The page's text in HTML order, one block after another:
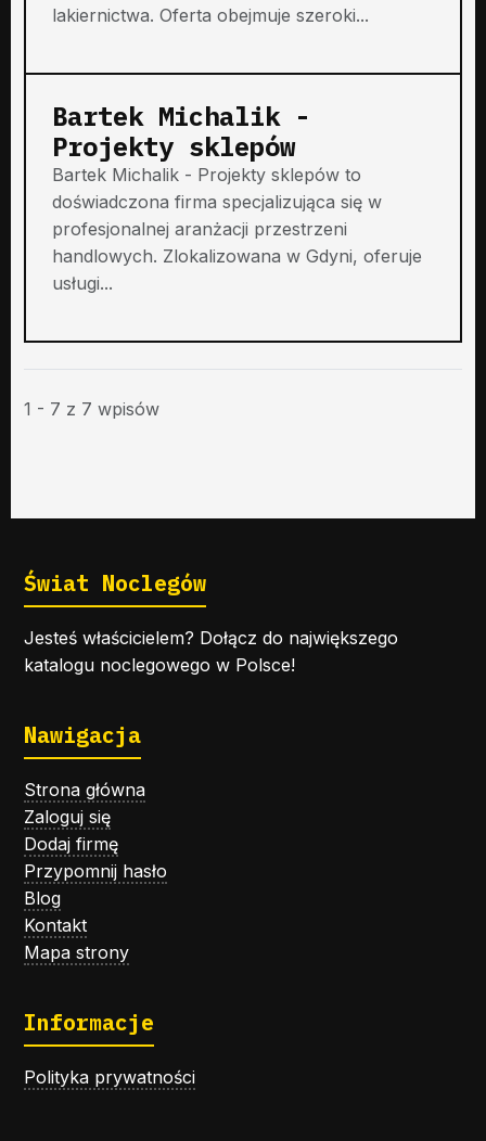
lakiernictwa. Oferta obejmuje szeroki...
Bartek Michalik -
Projekty sklepów
Bartek Michalik - Projekty sklepów to
doświadczona firma specjalizująca się w
profesjonalnej aranżacji przestrzeni
handlowych. Zlokalizowana w Gdyni, oferuje
usługi...
1 - 7 z 7 wpisów
Świat Noclegów
Jesteś właścicielem? Dołącz do największego
katalogu noclegowego w Polsce!
Nawigacja
Strona główna
Zaloguj się
Dodaj firmę
Przypomnij hasło
Blog
Kontakt
Mapa strony
Informacje
Polityka prywatności